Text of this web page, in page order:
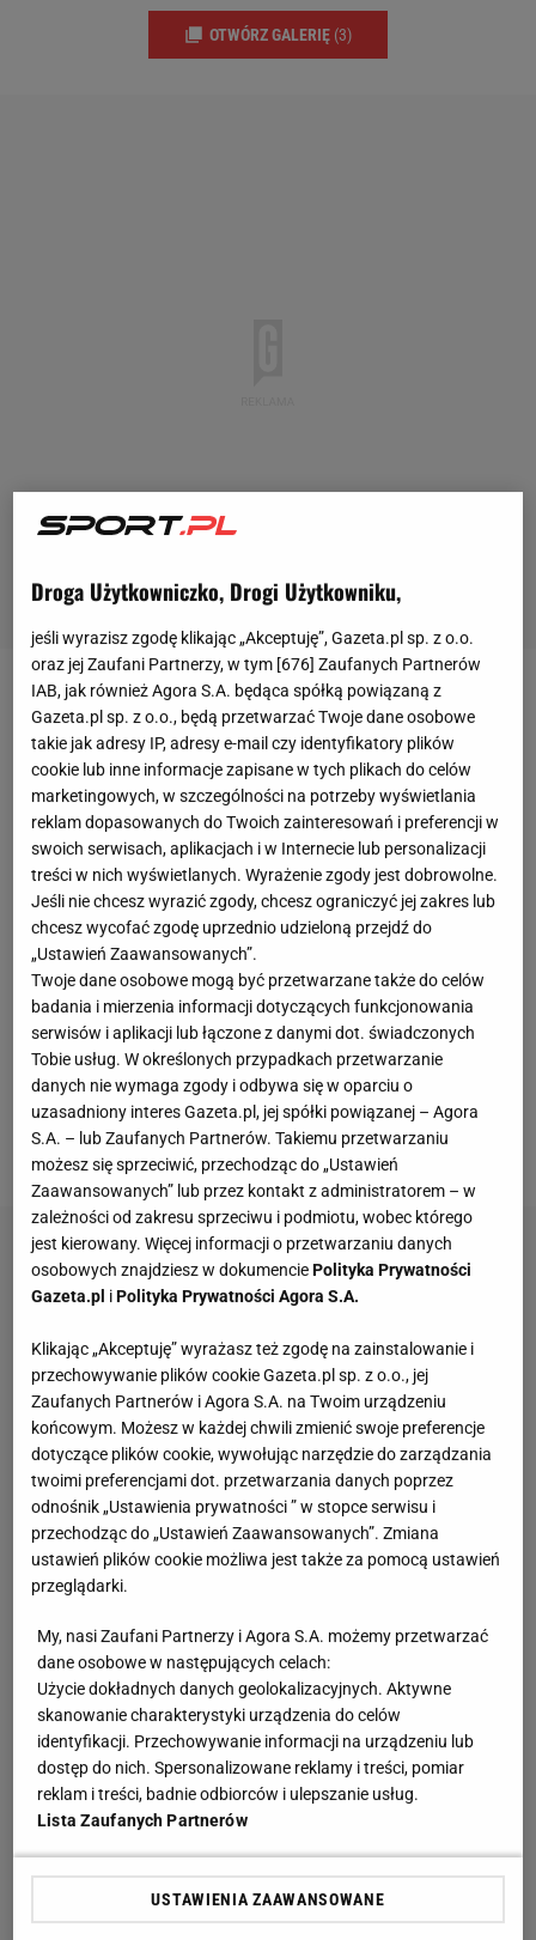
OTWÓRZ GALERIĘ (3)
W 14. minucie wtorkowego meczu Pierre Webo,
asystent trenera klubu Basaksehir, został wyrzucony
z boiska. Wtedy doszło do ogromnego zamieszania
przy linii bocznej. Szkoleniowiec tureckiego zespołu
miał oskarżyć sędziego technicznego Rumuna
Sebastiana Coltescu o wyzwiska na tle
rasistowskim.Coltescu miał nazwać
Webo "czarnym" ("negru" w języku rumuńskim)
Meczdograno w środę, a PSG rozbiło turecki zespół
aż 5:1.Tematksenofobicznego incydentu powrócił
za sprawą rumuńskiego dziennikarza, który spędził
trzy godziny na dokładnej analizie zapisu rozmów
między awanturnikami. O to co Emanuel Rosu
opublikował na swoim Twitterze:
Droga Użytkowniczko, Drogi Użytkowniku,
jeśli wyrazisz zgodę klikając „Akceptuję”, Gazeta.pl sp. z o.o.
oraz jej Zaufani Partnerzy, w tym [676] Zaufanych Partnerów
IAB, jak również Agora S.A. będąca spółką powiązaną z
Gazeta.pl sp. z o.o., będą przetwarzać Twoje dane osobowe
takie jak adresy IP, adresy e-mail czy identyfikatory plików
cookie lub inne informacje zapisane w tych plikach do celów
marketingowych, w szczególności na potrzeby wyświetlania
reklam dopasowanych do Twoich zainteresowań i preferencji w
swoich serwisach, aplikacjach i w Internecie lub personalizacji
treści w nich wyświetlanych. Wyrażenie zgody jest dobrowolne.
Jeśli nie chcesz wyrazić zgody, chcesz ograniczyć jej zakres lub
chcesz wycofać zgodę uprzednio udzieloną przejdź do
„Ustawień Zaawansowanych”.
Twoje dane osobowe mogą być przetwarzane także do celów
badania i mierzenia informacji dotyczących funkcjonowania
serwisów i aplikacji lub łączone z danymi dot. świadczonych
Tobie usług. W określonych przypadkach przetwarzanie
danych nie wymaga zgody i odbywa się w oparciu o
uzasadniony interes Gazeta.pl, jej spółki powiązanej – Agora
S.A. – lub Zaufanych Partnerów. Takiemu przetwarzaniu
możesz się sprzeciwić, przechodząc do „Ustawień
Zaawansowanych” lub przez kontakt z administratorem – w
zależności od zakresu sprzeciwu i podmiotu, wobec którego
jest kierowany. Więcej informacji o przetwarzaniu danych
osobowych znajdziesz w dokumenciePolityka Prywatności
Gazeta.pl iPolityka Prywatności Agora S.A.
Klikając „Akceptuję” wyrażasz też zgodę na zainstalowanie i
przechowywanie plików cookie Gazeta.pl sp. z o.o., jej
Zaufanych Partnerów i Agora S.A. na Twoim urządzeniu
końcowym. Możesz w każdej chwili zmienić swoje preferencje
dotyczące plików cookie, wywołując narzędzie do zarządzania
twoimi preferencjami dot. przetwarzania danych poprzez
odnośnik „Ustawienia prywatności ” w stopce serwisu i
przechodząc do „Ustawień Zaawansowanych”. Zmiana
ustawień plików cookie możliwa jest także za pomocą ustawień
przeglądarki.
My, nasi Zaufani Partnerzy i Agora S.A. możemy przetwarzać
dane osobowe w następujących celach:
Użycie dokładnych danych geolokalizacyjnych. Aktywne
skanowanie charakterystyki urządzenia do celów
identyfikacji. Przechowywanie informacji na urządzeniu lub
dostęp do nich. Spersonalizowane reklamy i treści, pomiar
reklam i treści, badnie odbiorców i ulepszanie usług.
Lista Zaufanych Partnerów
USTAWIENIA ZAAWANSOWANE